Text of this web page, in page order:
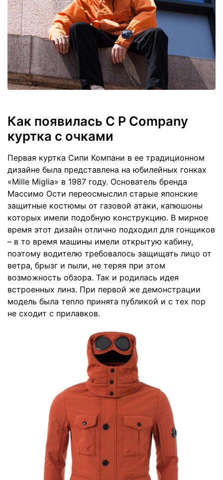
Как появилась C P Company
куртка с очками
Первая куртка Сипи Компани в ее традиционном
дизайне была представлена на юбилейных гонках
«Mille Miglia» в 1987 году. Основатель бренда
Массимо Ости переосмыслил старые японские
защитные костюмы от газовой атаки, капюшоны
которых имели подобную конструкцию. В мирное
время этот дизайн отлично подходил для гонщиков
– в то время машины имели открытую кабину,
поэтому водителю требовалось защищать лицо от
ветра, брызг и пыли, не теряя при этом
возможность обзора. Так и родилась идея
встроенных линз. При первой же демонстрации
модель была тепло принята публикой и с тех пор
не сходит с прилавков.